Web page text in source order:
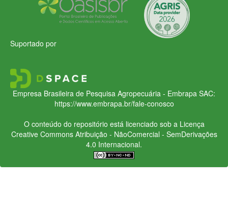
Suportado por
Empresa Brasileira de Pesquisa Agropecuária - Embrapa SAC:
https://www.embrapa.br/fale-conosco
O conteúdo do repositório está licenciado sob a Licença
Creative CommonsAtribuição - NãoComercial - SemDerivações
4.0 Internacional.